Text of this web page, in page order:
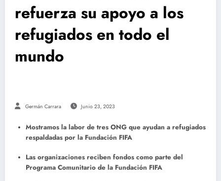
refuerza su apoyo a los
refugiados en todo el
mundo
Germán Carrara Junio 23, 2023
Mostramos la labor de tres ONG que ayudan a refugiados
respaldadas por la Fundación FIFA
Las organizaciones reciben fondos como parte del
Programa Comunitario de la Fundación FIFA